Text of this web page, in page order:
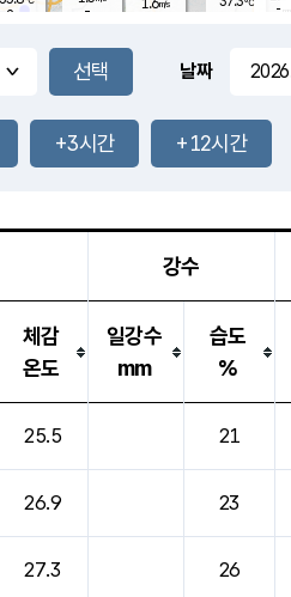
-mm
-mm
m/s
36.0℃
2.5m/s
-mm
- mm
-
2 m/s
날짜
+3시간 +12시간
강수
체감
온도
일강수
mm
습도
%
25.5 21
26.9 23
27.3 26